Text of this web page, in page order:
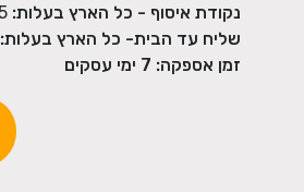
נקודת איסוף - כל הארץ בעלות:
שליח עד הבית- כל הארץ בעלות:
זמן אספקה: 7 ימי עסקים